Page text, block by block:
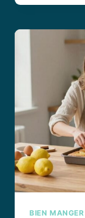
BIEN